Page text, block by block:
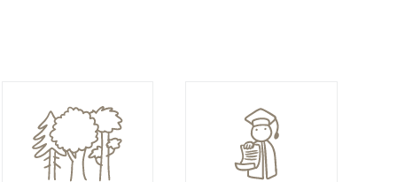
Cerri J, Fozzi I, Costantino C...
Different sources of wind turbine data